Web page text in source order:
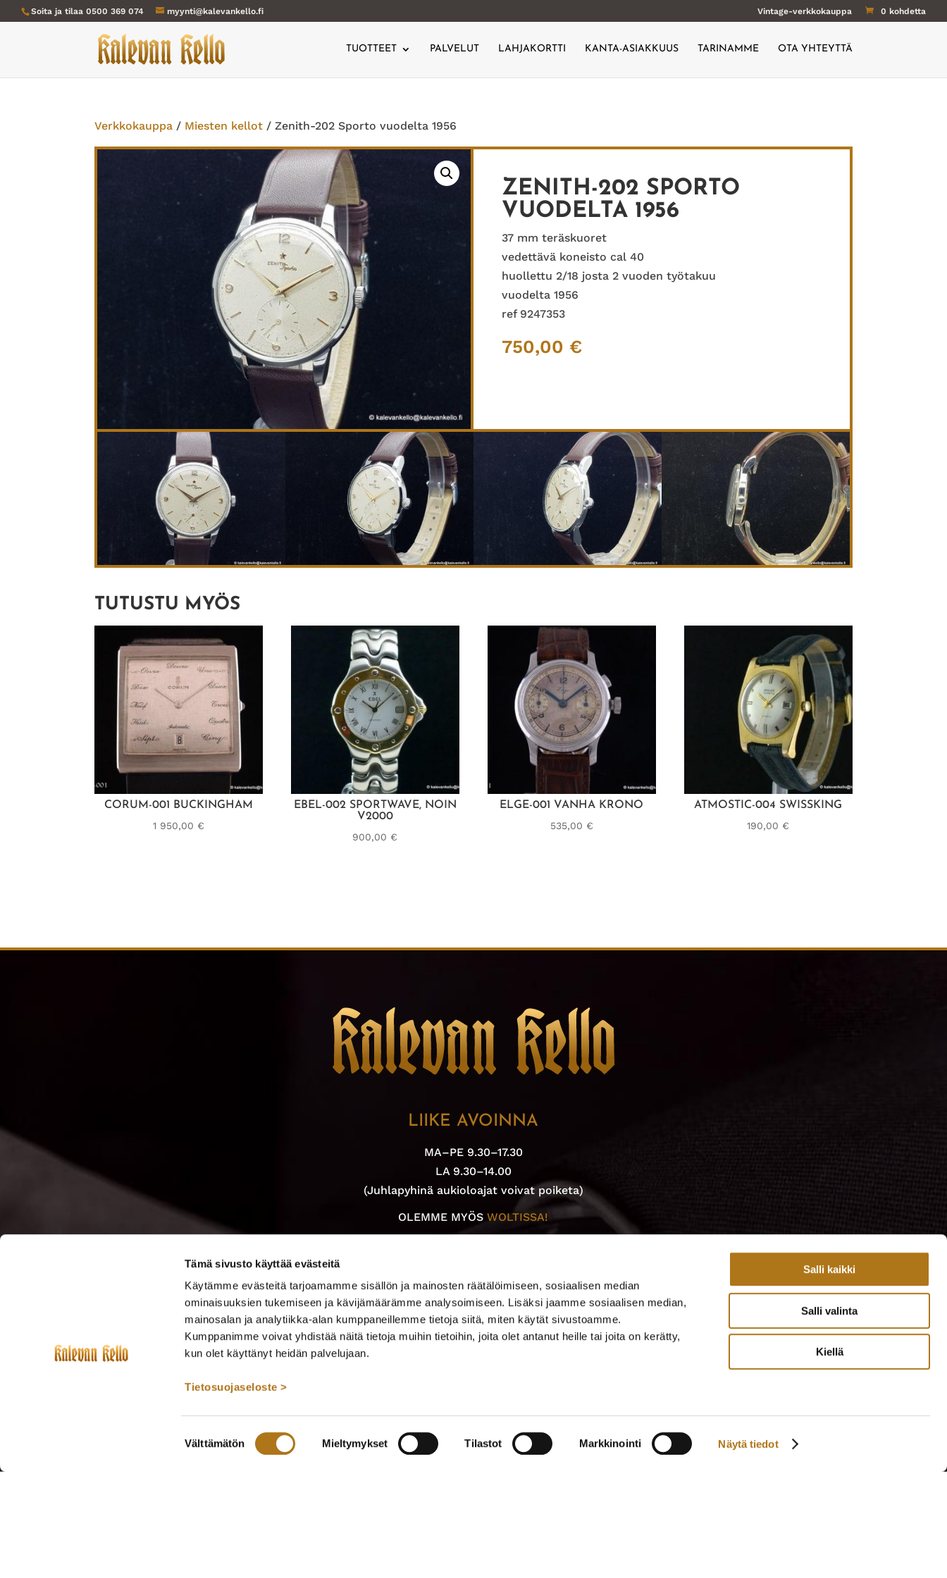
Tämä sivusto käyttää evästeitä
Käytämme evästeitä tarjoamamme sisällön ja mainosten räätälöimiseen, sosiaalisen median
ominaisuuksien tukemiseen ja kävijämäärämme analysoimiseen. Lisäksi jaamme sosiaalisen median,
mainosalan ja analytiikka-alan kumppaneillemme tietoja siitä, miten käytät sivustoamme.
Kumppanimme voivat yhdistää näitä tietoja muihin tietoihin, joita olet antanut heille tai joita on kerätty,
kun olet käyttänyt heidän palvelujaan.
Tietosuojaseloste >
valinta
Välttämätön Mieltymykset Tilastot Markkinointi Näytä tiedot
Salli kaikki
Salli valinta
Kiellä
Soita ja tilaa 0500 369 074 myynti@kalevankello.fi Vintage-verkkokauppa 0 kohdetta
TUOTTEET PALVELUT LAHJAKORTTI KANTA-ASIAKKUUS TARINAMME OTA YHTEYTTÄ
Verkkokauppa / Miesten kellot / Zenith-202 Sporto vuodelta 1956
ZENITH-202 SPORTO
VUODELTA 1956
37 mm teräskuoret
vedettävä koneisto cal 40
huollettu 2/18 josta 2 vuoden työtakuu
vuodelta 1956
ref 9247353
750,00 €
TUTUSTU MYÖS
CORUM-001 BUCKINGHAM
1 950,00 €
EBEL-002 SPORTWAVE, NOIN
V2000
900,00 €
ELGE-001 VANHA KRONO
535,00 €
ATMOSTIC-004 SWISSKING
190,00 €
LIIKE AVOINNA
MA–PE 9.30–17.30
LA 9.30–14.00
(Juhlapyhinä aukioloajat voivat poiketa)
OLEMME MYÖSWOLTISSA!
0500 369 074
kalevankello@kalevankello.fi
TUOMIOKIRKONKATU 17, TAMPERE